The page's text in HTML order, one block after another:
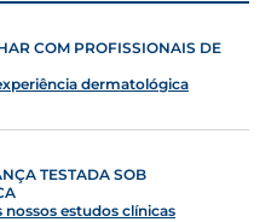
COM PROFISSIONAIS DE
dermatológica
TESTADA SOB
nossos estudos clínicas